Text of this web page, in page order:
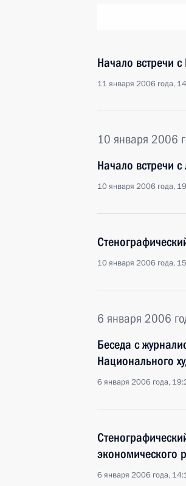
Начало встречи
11 января 2006 года,
10 января 2006
Начало встречи
10 января 2006 года,
10 января 2006 года,
6 января 2006
Беседа с
Национального
6 января 2006 года,
экономического
6 января 2006 года,